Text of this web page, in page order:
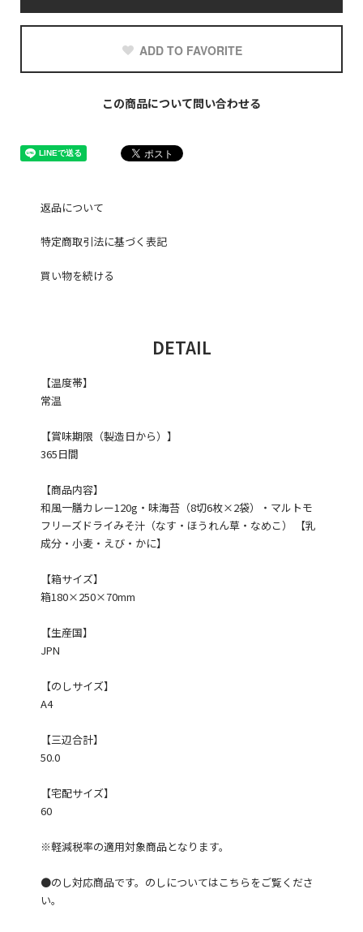
ADD TO FAVORITE
この商品について問い合わせる
返品について
特定商取引法に基づく表記
買い物を続ける
DETAIL
【温度帯】
常温
【賞味期限（製造日から）】
365日間
【商品内容】
和風一膳カレー120g・味海苔（8切6枚×2袋）・マルトモ
フリーズドライみそ汁（なす・ほうれん草・なめこ） 【乳
成分・小麦・えび・かに】
【箱サイズ】
箱180×250×70mm
【生産国】
JPN
【のしサイズ】
A4
【三辺合計】
50.0
【宅配サイズ】
60
※軽減税率の適用対象商品となります。
●のし対応商品です。 のしについてはこちらをご覧くださ
い。